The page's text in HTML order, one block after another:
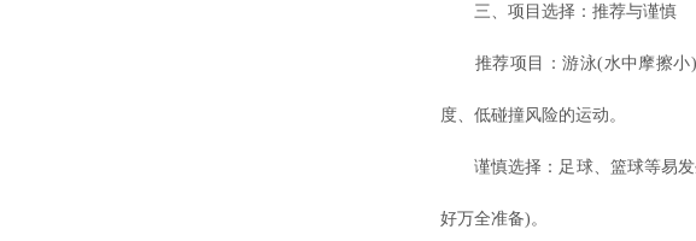
三、项目选择：推荐与谨慎
推荐项目：游泳(水中摩擦小)
度、低碰撞风险的运动。
谨慎选择：足球、篮球等易发
好万全准备)。